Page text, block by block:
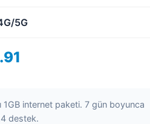
5G
1GB internet paketi. 7 gün boyunca
destek.